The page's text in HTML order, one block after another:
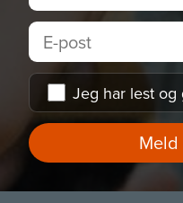
Jeg har lest og